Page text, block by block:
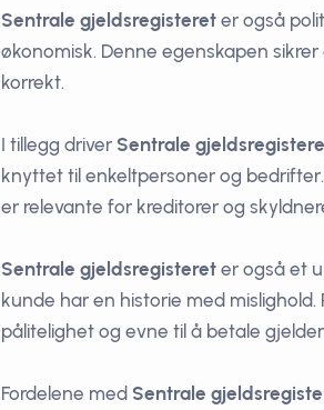
Sentrale gjeldsregistereter også
økonomisk. Denne egenskapen
korrekt.
I tillegg driver Sentrale
knyttet til enkeltpersoner og
er relevante for kreditorer og
Sentrale gjeldsregistereter også et
kunde har en historie med
pålitelighet og evne til å betale
Fordelene med Sentrale